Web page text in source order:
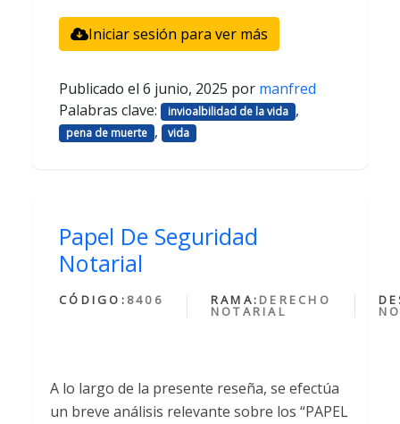
Iniciar sesión para ver más
Publicado el 6 junio, 2025 por manfred
Palabras clave:
invioalbilidad de la vida ,
pena de muerte , vida
Papel De Seguridad
Notarial
CÓDIGO: 8406 RAMA: DERECHO
NOTARIAL
A lo largo de la presente reseña, se efectúa
un breve análisis relevante sobre los “PAPEL